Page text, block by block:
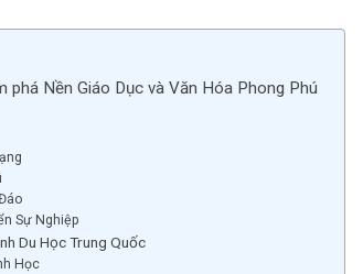
ce
o
ail er
t
ke
Nền Giáo Dục và Văn Hóa Phong Phú
Sự Nghiệp
Du Học Trung Quốc
Học